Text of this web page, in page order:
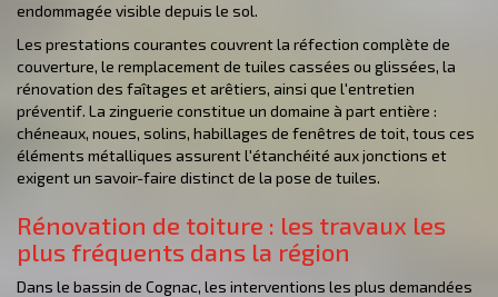
endommagée visible depuis le sol.
Les prestations courantes couvrent la réfection complète de
couverture, le remplacement de tuiles cassées ou glissées, la
rénovation des faîtages et arêtiers, ainsi que l'entretien
préventif. La zinguerie constitue un domaine à part entière :
chéneaux, noues, solins, habillages de fenêtres de toit, tous ces
éléments métalliques assurent l'étanchéité aux jonctions et
exigent un savoir-faire distinct de la pose de tuiles.
Rénovation de toiture : les travaux les
plus fréquents dans la région
Dans le bassin de Cognac, les interventions les plus demandées